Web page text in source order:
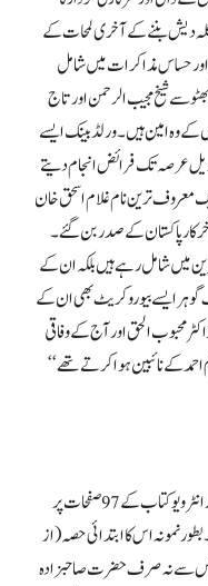
دیش بننے کے آخری لمحات کے
اور حساس مذاکرات میں شامل
شیخ مجیب الرحمن اور تاج
کے وہ امین ہیں۔ ورلڈ بینک ایسے
طویل عرصہ تک فرائض انجام دیتے
معروف ترین نام غلام اسحق خان
پاکستان کے صدر بن گئے۔
میں شامل رہے ہیں بلکہ ان کے
ایسے بیوروکریٹ بھی ان کے
محبوب الحق اور آج کے وفاقی
کے نائبین ہوا کرتے تھے‘‘
حضرت صاحبزادہ مرزا مظفر احمد صاحب کا شاہکار انٹرویو کتاب کے 97صفحات پر
نمونہ اس کا ابتدائی حصہ (از
ہے جس سے نہ صرف حضرت صاحبزادہ